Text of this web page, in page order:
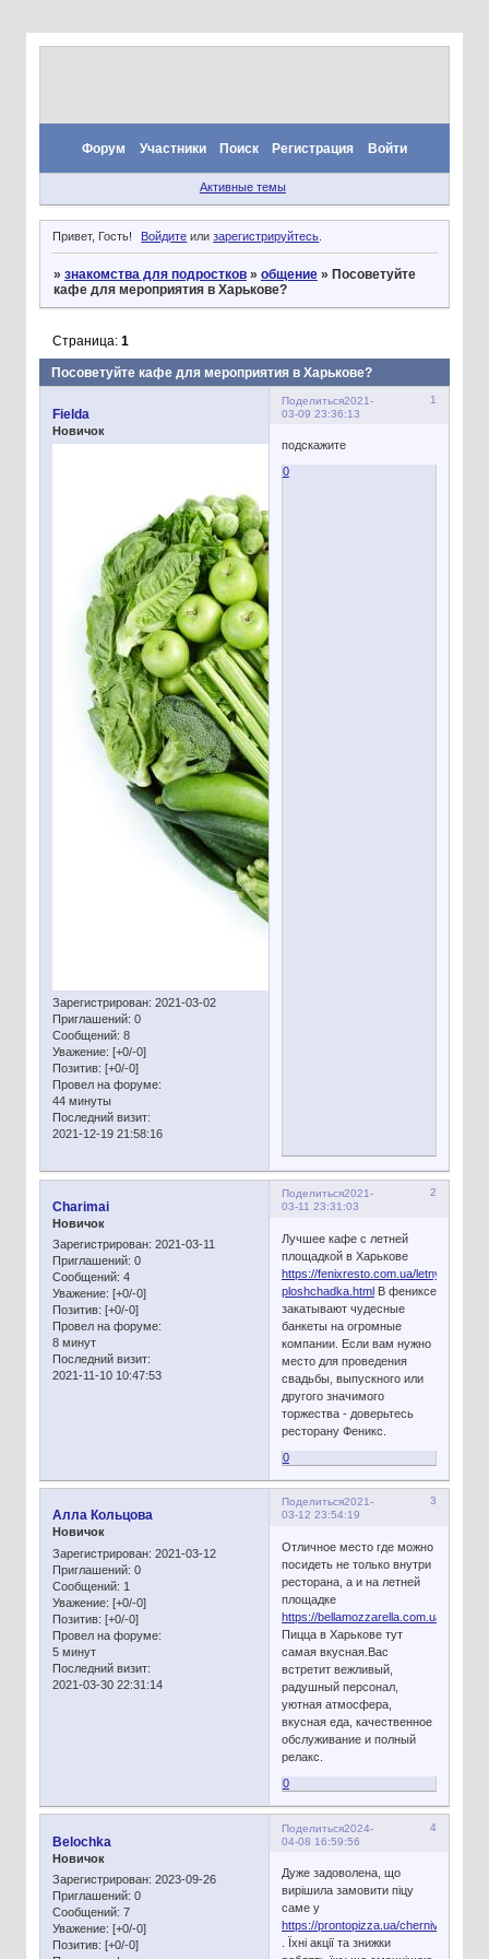
Форум Участники Поиск Регистрация Войти
Активные темы
Привет, Гость! Войдите илизарегистрируйтесь.
» знакомства для подростков » общение » Посоветуйте
кафе для мероприятия в Харькове?
Посоветуйте кафе для мероприятия в Харькове?
Страница: 1
Поделиться 1
2021-
03-09 23:36:13
Fielda
Новичок
Зарегистрирован: 2021-03-02
Приглашений: 0
Сообщений: 8
Уважение: [+0/-0]
Позитив: [+0/-0]
Провел на форуме:
44 минуты
Последний визит:
2021-12-19 21:58:16
подскажите
0
Поделиться 2
2021-
03-11 23:31:03
Charimai
Новичок
Зарегистрирован: 2021-03-11
Приглашений: 0
Сообщений: 4
Уважение: [+0/-0]
Позитив: [+0/-0]
Провел на форуме:
8 минут
Последний визит:
2021-11-10 10:47:53
Лучшее кафе с летней
площадкой в Харькове
https://fenixresto.com.ua/letnyaya-
ploshchadka.htmlВ фениксе
закатывают чудесные
банкеты на огромные
компании. Если вам нужно
место для проведения
свадьбы, выпускного или
другого значимого
торжества - доверьтесь
ресторану Феникс.
0
Поделиться 3
2021-
03-12 23:54:19
Алла Кольцова
Новичок
Зарегистрирован: 2021-03-12
Приглашений: 0
Сообщений: 1
Уважение: [+0/-0]
Позитив: [+0/-0]
Провел на форуме:
5 минут
Последний визит:
2021-03-30 22:31:14
Отличное место где можно
посидеть не только внутри
ресторана, а и на летней
площадке
https://bellamozzarella.com.ua/
Пицца в Харькове тут
самая вкусная.Вас
встретит вежливый,
радушный персонал,
уютная атмосфера,
вкусная еда, качественное
обслуживание и полный
релакс.
0
Поделиться 4
2024-
04-08 16:59:56
Belochka
Новичок
Зарегистрирован: 2023-09-26
Приглашений: 0
Сообщений: 7
Уважение: [+0/-0]
Позитив: [+0/-0]
Дуже задоволена, що
вирішила замовити піцу
саме у
https://prontopizza.ua/chernivtsi/
. Їхні акції та знижки